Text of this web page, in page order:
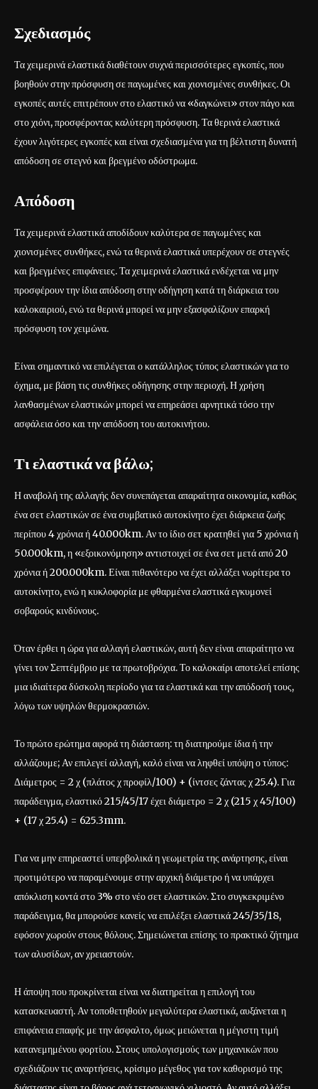
Σχεδιασμός
Τα χειμερινά ελαστικά διαθέτουν συχνά περισσότερες εγκοπές, που
βοηθούν στην πρόσφυση σε παγωμένες και χιονισμένες συνθήκες. Οι
εγκοπές αυτές επιτρέπουν στο ελαστικό να «δαγκώνει» στον πάγο και
στο χιόνι, προσφέροντας καλύτερη πρόσφυση. Τα θερινά ελαστικά
έχουν λιγότερες εγκοπές και είναι σχεδιασμένα για τη βέλτιστη δυνατή
απόδοση σε στεγνό και βρεγμένο οδόστρωμα.
Απόδοση
Τα χειμερινά ελαστικά αποδίδουν καλύτερα σε παγωμένες και
χιονισμένες συνθήκες, ενώ τα θερινά ελαστικά υπερέχουν σε στεγνές
και βρεγμένες επιφάνειες. Τα χειμερινά ελαστικά ενδέχεται να μην
προσφέρουν την ίδια απόδοση στην οδήγηση κατά τη διάρκεια του
καλοκαιριού, ενώ τα θερινά μπορεί να μην εξασφαλίζουν επαρκή
πρόσφυση τον χειμώνα.
Είναι σημαντικό να επιλέγεται ο κατάλληλος τύπος ελαστικών για το
όχημα, με βάση τις συνθήκες οδήγησης στην περιοχή. Η χρήση
λανθασμένων ελαστικών μπορεί να επηρεάσει αρνητικά τόσο την
ασφάλεια όσο και την απόδοση του αυτοκινήτου.
Τι ελαστικά να βάλω;
Η αναβολή της αλλαγής δεν συνεπάγεται απαραίτητα οικονομία, καθώς
ένα σετ ελαστικών σε ένα συμβατικό αυτοκίνητο έχει διάρκεια ζωής
περίπου 4 χρόνια ή 40.000km. Αν το ίδιο σετ κρατηθεί για 5 χρόνια ή
50.000km, η «εξοικονόμηση» αντιστοιχεί σε ένα σετ μετά από 20
χρόνια ή 200.000km. Είναι πιθανότερο να έχει αλλάξει νωρίτερα το
αυτοκίνητο, ενώ η κυκλοφορία με φθαρμένα ελαστικά εγκυμονεί
σοβαρούς κινδύνους.
Όταν έρθει η ώρα για αλλαγή ελαστικών, αυτή δεν είναι απαραίτητο να
γίνει τον Σεπτέμβριο με τα πρωτοβρόχια. Το καλοκαίρι αποτελεί επίσης
μια ιδιαίτερα δύσκολη περίοδο για τα ελαστικά και την απόδοσή τους,
λόγω των υψηλών θερμοκρασιών.
Το πρώτο ερώτημα αφορά τη διάσταση: τη διατηρούμε ίδια ή την
αλλάζουμε; Αν επιλεγεί αλλαγή, καλό είναι να ληφθεί υπόψη ο τύπος:
Διάμετρος = 2 χ (πλάτος χ προφίλ/100) + (ίντσες ζάντας χ 25.4). Για
παράδειγμα, ελαστικό 215/45/17 έχει διάμετρο = 2 χ (215 χ 45/100)
+ (17 χ 25.4) = 625.3mm.
Για να μην επηρεαστεί υπερβολικά η γεωμετρία της ανάρτησης, είναι
προτιμότερο να παραμένουμε στην αρχική διάμετρο ή να υπάρχει
απόκλιση κοντά στο 3% στο νέο σετ ελαστικών. Στο συγκεκριμένο
παράδειγμα, θα μπορούσε κανείς να επιλέξει ελαστικά 245/35/18,
εφόσον χωρούν στους θόλους. Σημειώνεται επίσης το πρακτικό ζήτημα
των αλυσίδων, αν χρειαστούν.
Η άποψη που προκρίνεται είναι να διατηρείται η επιλογή του
κατασκευαστή. Αν τοποθετηθούν μεγαλύτερα ελαστικά, αυξάνεται η
επιφάνεια επαφής με την άσφαλτο, όμως μειώνεται η μέγιστη τιμή
κατανεμημένου φορτίου. Στους υπολογισμούς των μηχανικών που
σχεδιάζουν τις αναρτήσεις, κρίσιμο μέγεθος για τον καθορισμό της